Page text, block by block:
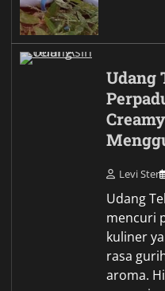
Udang
Levi Ster
Udang
mencuri
kuliner
rasa
aroma.